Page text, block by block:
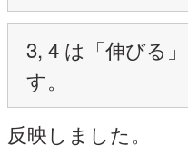
3, 4 は「伸びる
す。
反映しました。